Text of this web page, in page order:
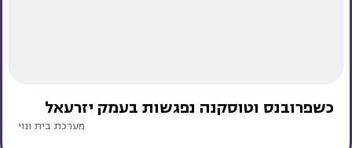
כשפרובנס וטוסקנה נפגשות בעמק יזרעאל
מערכת בית ונוי